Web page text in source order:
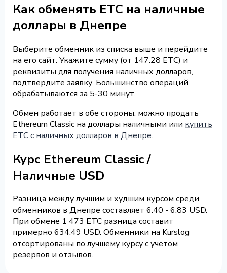
Как обменять ETC на наличные
доллары в Днепре
Выберите обменник из списка выше и перейдите
на его сайт. Укажите сумму (от 147.28 ETC) и
реквизиты для получения наличных долларов,
подтвердите заявку. Большинство операций
обрабатываются за 5-30 минут.
Обмен работает в обе стороны: можно продать
Ethereum Classic на доллары наличными или купить
ETC с наличных долларов в Днепре.
Курс Ethereum Classic /
Наличные USD
Разница между лучшим и худшим курсом среди
обменников в Днепре составляет 6.40 - 6.83 USD.
При обмене 1 473 ETC разница составит
примерно 634.49 USD. Обменники на Kurslog
отсортированы по лучшему курсу с учетом
резервов и отзывов.